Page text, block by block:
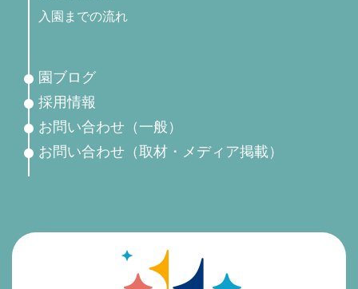
入園までの流れ
園ブログ
採用情報
お問い合わせ（一般）
お問い合わせ（取材・メディア掲載）